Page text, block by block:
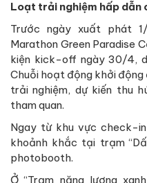
Loạt trải nghiệm hấp dẫn
Trước ngày xuất phát
Marathon Green Paradise
kiện kick-off ngày 30/4,
Chuỗi hoạt động khởi
trải nghiệm, dự kiến thu
tham quan.
Ngay từ khu vực check-
khoảnh khắc tại trạm
photobooth.
Ở “Trạm năng lượng